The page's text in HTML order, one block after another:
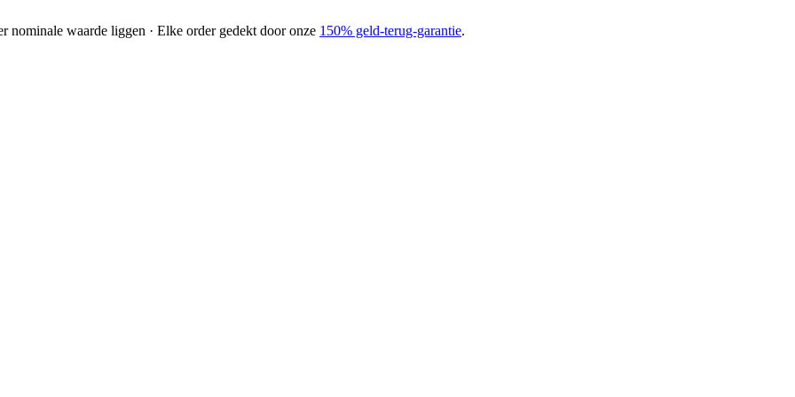
nominale waarde liggen · Elke order gedekt door onze 150% geld-terug-garantie.